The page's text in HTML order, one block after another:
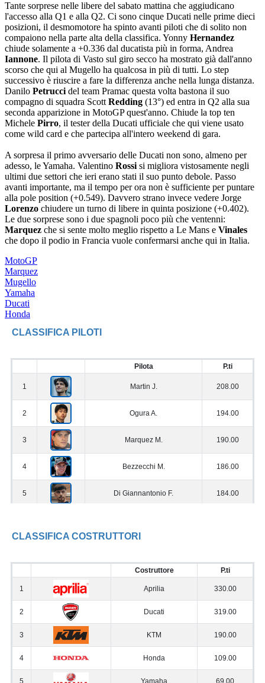
Tante sorprese nelle libere del sabato mattina che aggiudicano
l'accesso alla Q1 e alla Q2. Ci sono cinque Ducati nelle prime dieci
posizioni, il desmomotore ha spinto avanti piloti che di solito non
compaiono nella parte alta della classifica. Yonny Hernandez
chiude solamente a +0.336 dal ducatista più in forma, Andrea
Iannone. Il pilota di Vasto sul giro secco ha mostrato già dall'anno
scorso che qui al Mugello ha qualcosa in più di tutti. Lo step
successivo è riuscire a fare la differenza anche nella lunga distanza.
Danilo Petrucci del team Pramac questa volta bastona il suo
compagno di squadra Scott Redding (13°) ed entra in Q2 alla sua
seconda apparizione in MotoGP quest'anno. Chiude la top ten
Michele Pirro, il tester della Ducati ufficiale che qui viene usato
come wild card e che partecipa all'intero weekend di gara.
A sorpresa il primo avversario delle Ducati non sono, almeno per
adesso, le Yamaha. Valentino Rossi si migliora vistosamente negli
ultimi due settori che ieri erano stati il suo punto debole. Passo
avanti importante, ma il tempo per ora non è sufficiente per puntare
alla pole position (+0.549). Davvero strano invece vedere Jorge
Lorenzo chiudere un turno di libere in quinta posizione (+0.402).
Le due sorprese sono i due spagnoli poco più che ventenni:
Marquez che si sente molto meglio rispetto a Le Mans e Vinales
che dopo il podio in Francia vuole confermarsi anche qui in Italia.
MotoGP
Marquez
Mugello
Yamaha
Ducati
Honda